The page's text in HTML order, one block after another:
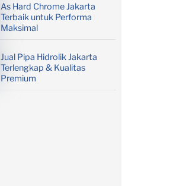
As Hard Chrome Jakarta
Terbaik untuk Performa
Maksimal
Jual Pipa Hidrolik Jakarta
Terlengkap & Kualitas
Premium